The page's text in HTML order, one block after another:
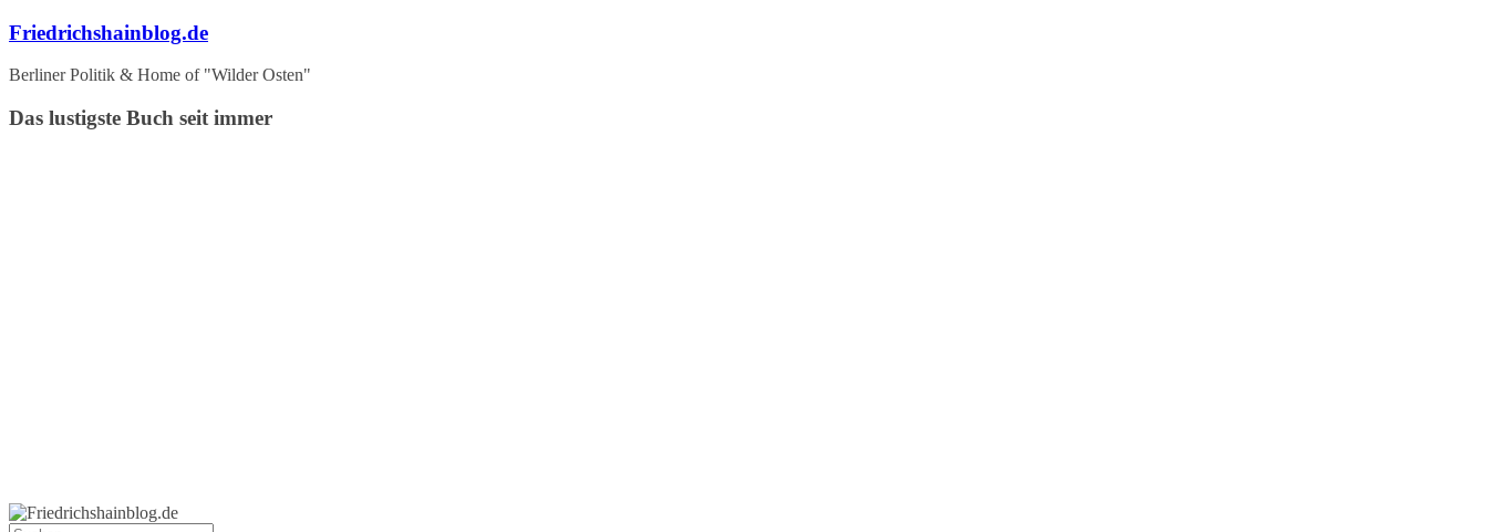
Zum
springen
Friedrichshainblog.de
Berliner Politik & Home of "Wilder Osten"
Das lustigste Buch seit immer